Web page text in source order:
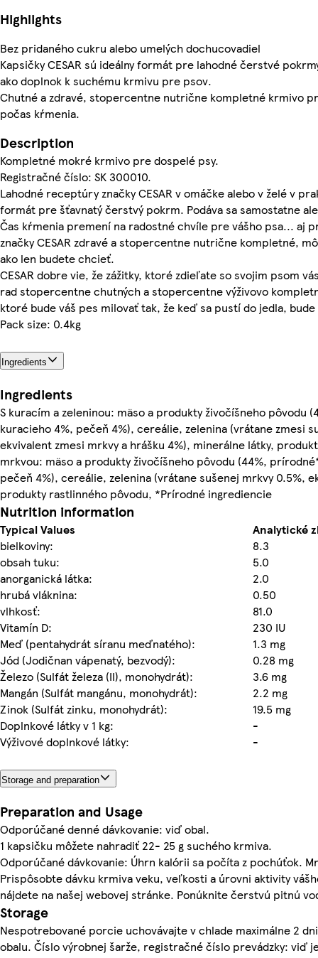
Highlights
Bez pridaného cukru alebo umelých dochucovadiel
Kapsičky CESAR sú ideálny formát pre lahodné čerstvé
ako doplnok k suchému krmivu pre psov.
Chutné a zdravé, stopercentne nutrične kompletné krmivo
počas kŕmenia.
Description
Kompletné mokré krmivo pre dospelé psy.
Registračné číslo: SK 300010.
Lahodné receptúry značky CESAR v omáčke alebo v želé v
formát pre šťavnatý čerstvý pokrm. Podáva sa samostatne
Čas kŕmenia premení na radostné chvíle pre vášho psa... aj
značky CESAR zdravé a stopercentne nutrične kompletné,
ako len budete chcieť.
CESAR dobre vie, že zážitky, ktoré zdieľate so svojim psom
rad stopercentne chutných a stopercentne výživovo
ktoré bude váš pes milovať tak, že keď sa pustí do jedla,
Pack size: 0.4kg
Ingredients
Ingredients
S kuracím a zeleninou: mäso a produkty živočíšneho pôvodu
kuracieho 4%, pečeň 4%), cereálie, zelenina (vrátane zmesi
ekvivalent zmesi mrkvy a hrášku 4%), minerálne látky,
mrkvou: mäso a produkty živočíšneho pôvodu (44%,
pečeň 4%), cereálie, zelenina (vrátane sušenej mrkvy 0.5%,
produkty rastlinného pôvodu, *Prírodné ingrediencie
Nutrition information
Typical Values
Analytické
bielkoviny:
8.3
obsah tuku:
5.0
anorganická látka:
2.0
hrubá vláknina:
0.50
vlhkosť:
81.0
Vitamín D:
230 IU
Meď (pentahydrát síranu meďnatého):
1.3 mg
Jód (Jodičnan vápenatý, bezvodý):
0.28 mg
Železo (Sulfát železa (II), monohydrát):
3.6 mg
Mangán (Sulfát mangánu, monohydrát):
2.2 mg
Zinok (Sulfát zinku, monohydrát):
19.5 mg
Doplnkové látky v 1 kg:
-
Výživové doplnkové látky:
-
Storage and preparation
Preparation and Usage
Odporúčané denné dávkovanie: viď obal.
1 kapsičku môžete nahradiť 22- 25 g suchého krmiva.
Odporúčané dávkovanie: Úhrn kalórii sa počíta z pochúťok.
Prispôsobte dávku krmiva veku, veľkosti a úrovni aktivity
nájdete na našej webovej stránke. Ponúknite čerstvú pitnú
Storage
Nespotrebované porcie uchovávajte v chlade maximálne 2
obalu. Číslo výrobnej šarže, registračné číslo prevádzky: viď